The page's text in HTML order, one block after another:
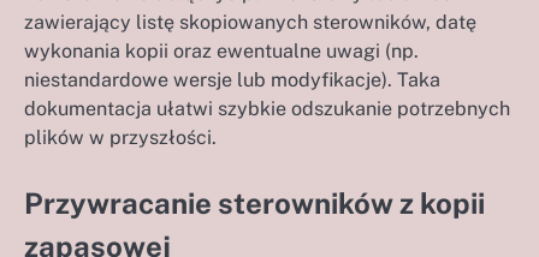
zawierający listę skopiowanych sterowników, datę
wykonania kopii oraz ewentualne uwagi (np.
niestandardowe wersje lub modyfikacje). Taka
dokumentacja ułatwi szybkie odszukanie potrzebnych
plików w przyszłości.
Przywracanie sterowników z kopii
zapasowej